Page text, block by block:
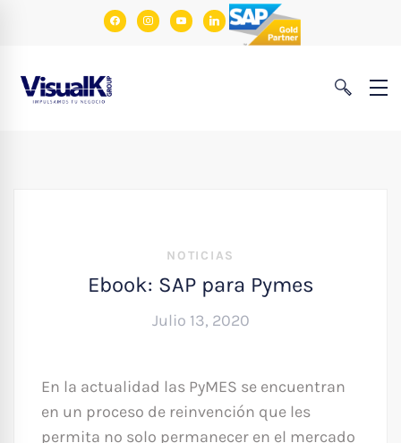
facebookinstagram
youtubelinkedin
NOTICIAS
Ebook: SAP para Pymes
Julio 13, 2020
En la actualidad las PyMES se encuentran
en un proceso de reinvención que les
permita no solo permanecer en el mercado